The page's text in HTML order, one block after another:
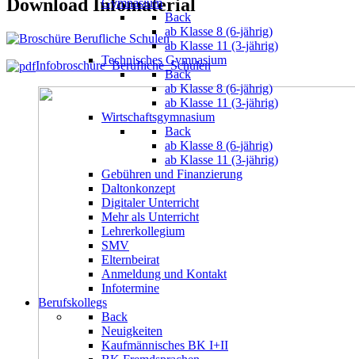
Gymnasium
Back
ab Klasse 8 (6-jährig)
ab Klasse 11 (3-jährig)
Technisches Gymnasium
Back
ab Klasse 8 (6-jährig)
ab Klasse 11 (3-jährig)
Wirtschaftsgymnasium
Back
ab Klasse 8 (6-jährig)
ab Klasse 11 (3-jährig)
Gebühren und Finanzierung
Daltonkonzept
Digitaler Unterricht
Mehr als Unterricht
Lehrerkollegium
SMV
Elternbeirat
Anmeldung und Kontakt
Infotermine
Berufskollegs
Back
Neuigkeiten
Kaufmännisches BK I+II
Download Infomaterial
Infobroschüre_Berufliche_Schulen